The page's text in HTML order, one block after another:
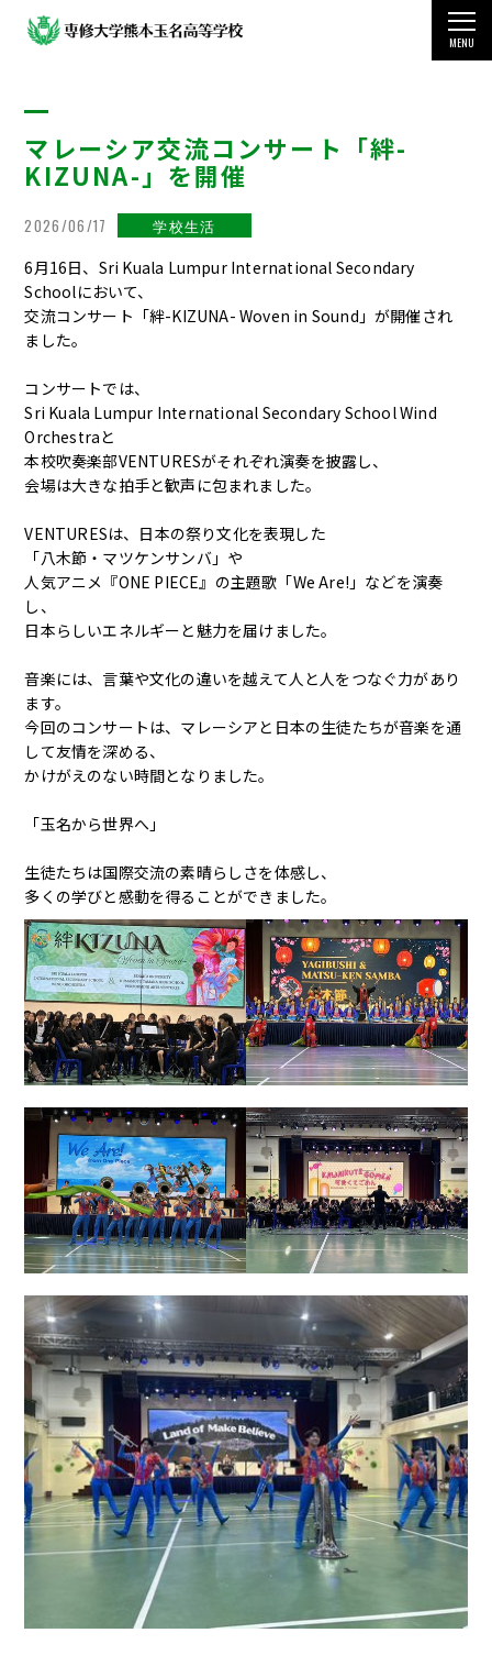
MENU
学校案内
学生生活
その他の情報
English
マレーシア交流コンサート「絆-
KIZUNA-」を開催
2026/06/17
学校生活
6月16日、Sri Kuala Lumpur International Secondary
Schoolにおいて、
交流コンサート「絆-KIZUNA- Woven in Sound」が開催され
ました。
コンサートでは、
Sri Kuala Lumpur International Secondary School Wind
Orchestraと
本校吹奏楽部VENTURESがそれぞれ演奏を披露し、
会場は大きな拍手と歓声に包まれました。
VENTURESは、日本の祭り文化を表現した
「八木節・マツケンサンバ」や
人気アニメ『ONE PIECE』の主題歌「We Are!」などを演奏
し、
日本らしいエネルギーと魅力を届けました。
音楽には、言葉や文化の違いを越えて人と人をつなぐ力があり
ます。
今回のコンサートは、マレーシアと日本の生徒たちが音楽を通
して友情を深める、
かけがえのない時間となりました。
「玉名から世界へ」
生徒たちは国際交流の素晴らしさを体感し、
多くの学びと感動を得ることができました。